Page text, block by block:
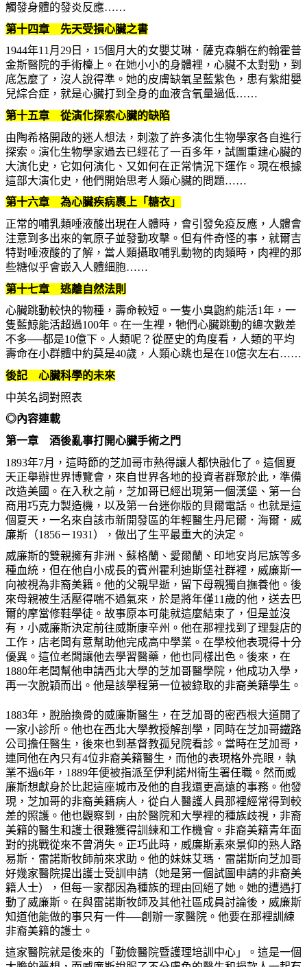
觸發身體的發炎反應……
第十四章 先天受損心臟之書
1944年11月29日，15個月大的女嬰艾琳．薩克森躺在約翰霍普
金斯醫院的手術檯上。在她小小的身體裡，心臟不太對勁，到
底怎麼了，沒人說得準。她的皮膚缺氧呈藍紫色，患有紫紺嬰
兒綜合症，就是心臟打到全身的血液含氧量過低……
第十五章 從演化探索心臟的缺陷
由陶希格開啟的迷人想法，刺激了許多演化生物學家各自進行
探索。演化生物學家過去已經花了一百多年，試圖重建心臟的
大演化史，它如何演化、又如何在正常情況下運作。現在根據
這部大演化史，他們開始思考人類心臟的問題……
第十六章 為心臟疾病裹上「糖衣」
正常的哺乳類唾液酸出現在人體時，會引發免疫反應，人體會
注意到多出來的氧原子並發動攻擊。但有件奇怪的事，就爾吉
特對唾液酸的了解，當人類攝取哺乳動物的肉類時，肉裡的那
些糖似乎會嵌入人體細胞……
第十七章 逃離自然法則
心臟跳動較快的物種，壽命較短。一隻小臭鼩約能活1年，一
隻藍鯨能活超過100年。在一生裡，牠們心臟跳動的總次數差
不多──都是10億下。人類呢？從歷史的角度看，人類的平均
壽命在小群體中約莫是40歲，人類心跳也是在10億次左右……
後記 心臟科學的未來
中英名詞對照表
◎內容連載
第一章 酒後亂事打開心臟手術之門
1893年7月，這時節的芝加哥市熱得讓人都快融化了。這個夏
天正舉辦世界博覽會，來自世界各地的投資者群聚於此，準備
改造美國。在入秋之前，芝加哥已經出現第一個漢堡、第一台
商用巧克力製造機，以及第一台迷你版的貝爾電話。也就是這
個夏天，一名來自該市新開發區的年輕醫生丹尼爾．海爾．威
廉斯（1856－1931），做出了生平最重大的決定。
威廉斯的雙親擁有非洲、蘇格蘭、愛爾蘭、印地安肖尼族等多
種血統，但在他自小成長的賓州霍利迪斯堡社群裡，威廉斯一
向被視為非裔美籍。他的父親早逝，留下母親獨自撫養他。後
來母親被生活壓得喘不過氣來，於是將年僅11歲的他，送去巴
爾的摩當修鞋學徒。故事原本可能就這麼結束了，但是並沒
有，小威廉斯決定前往威斯康辛州。他在那裡找到了理髮店的
工作，店老闆有意幫助他完成高中學業。在學校他表現得十分
優異。這位老闆讓他去學習醫藥，他也同樣出色。後來，在
1880年老闆幫他申請西北大學的芝加哥醫學院，他成功入學，
再一次脫穎而出。他是該學程第一位被錄取的非裔美籍學生。
1883年，脫胎換骨的威廉斯醫生，在芝加哥的密西根大道開了
一家小診所。他也在西北大學教授解剖學，同時在芝加哥鐵路
公司擔任醫生，後來也到基督教孤兒院看診。當時在芝加哥，
連同他在內只有4位非裔美籍醫生，而他的表現格外亮眼，執
業不過6年，1889年便被指派至伊利諾州衛生署任職。然而威
廉斯想獻身於比起這座城市及他的自我還更高遠的事務。他發
現，芝加哥的非裔美籍病人，從白人醫護人員那裡經常得到較
差的照護。他也觀察到，由於醫院和大學裡的種族歧視，非裔
美籍的醫生和護士很難獲得訓練和工作機會。非裔美籍青年面
對的挑戰從來不曾消失。正巧此時，威廉斯素來景仰的熟人路
易斯．雷諾斯牧師前來求助。他的妹妹艾瑪．雷諾斯向芝加哥
好幾家醫院提出護士受訓申請（她是第一個試圖申請的非裔美
籍人士），但每一家都因為種族的理由回絕了她。她的遭遇打
動了威廉斯。在與雷諾斯牧師及其他社區成員討論後，威廉斯
知道他能做的事只有一件──創辦一家醫院。他要在那裡訓練
非裔美籍的護士。
這家醫院就是後來的「勤儉醫院暨護理培訓中心」。這是一個